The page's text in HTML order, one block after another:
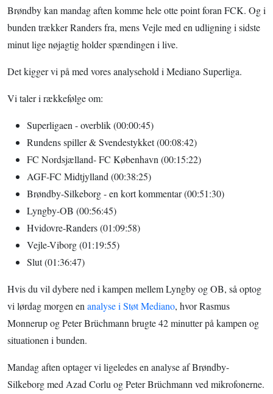
Brøndby kan mandag aften komme hele otte point foran FCK. Og i
bunden trækker Randers fra, mens Vejle med en udligning i sidste
minut lige nøjagtig holder spændingen i live.
Det kigger vi på med vores analysehold i Mediano Superliga.
Vi taler i rækkefølge om:
Superligaen - overblik (00:00:45)
Rundens spiller & Svendestykket (00:08:42)
FC Nordsjælland- FC København (00:15:22)
AGF-FC Midtjylland (00:38:25)
Brøndby-Silkeborg - en kort kommentar (00:51:30)
Lyngby-OB (00:56:45)
Hvidovre-Randers (01:09:58)
Vejle-Viborg (01:19:55)
Slut (01:36:47)
Hvis du vil dybere ned i kampen mellem Lyngby og OB, så optog
vi lørdag morgen en analyse i Støt Mediano, hvor Rasmus
Monnerup og Peter Brüchmann brugte 42 minutter på kampen og
situationen i bunden.
Mandag aften optager vi ligeledes en analyse af Brøndby-
Silkeborg med Azad Corlu og Peter Brüchmann ved mikrofonerne.